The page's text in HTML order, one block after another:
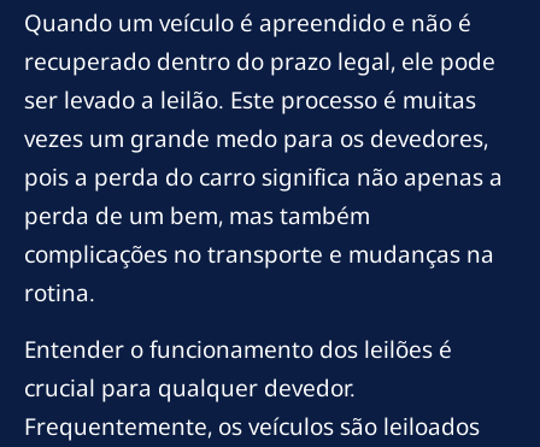
Quando um veículo é apreendido e não é
recuperado dentro do prazo legal, ele pode
ser levado a leilão. Este processo é muitas
vezes um grande medo para os devedores,
pois a perda do carro significa não apenas a
perda de um bem, mas também
complicações no transporte e mudanças na
rotina.
Entender o funcionamento dos leilões é
crucial para qualquer devedor.
Frequentemente, os veículos são leiloados